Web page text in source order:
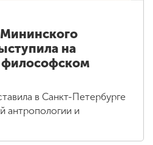
на
философском
в Санкт-Петербурге
антропологии и